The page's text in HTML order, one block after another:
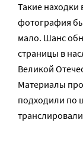
Такие находки
фотография
мало. Шанс
страницы в
Великой
Материалы
подходили по